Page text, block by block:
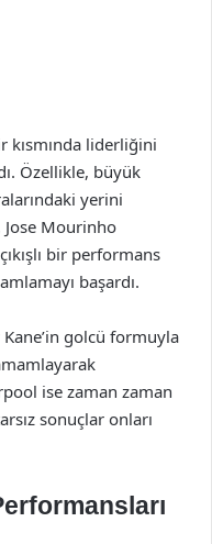
kısmında liderliğini
Özellikle, büyük
yerini
Jose Mourinho
bir performans
başardı.
golcü formuyla
ise zaman zaman
sonuçlar onları